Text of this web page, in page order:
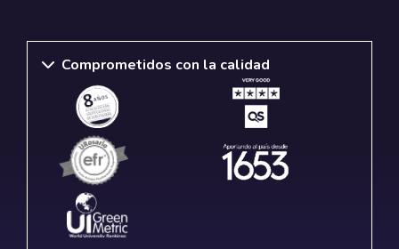
Comprometidos con la calidad